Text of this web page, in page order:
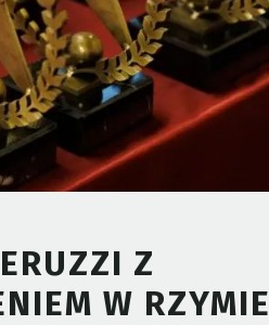
Z
W RZYMIE